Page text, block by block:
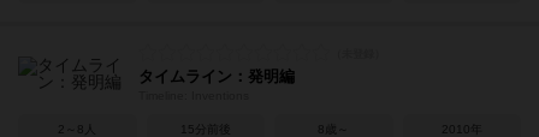
タイムライン：発明編
2～8人 15分前後 8歳～ 2010年